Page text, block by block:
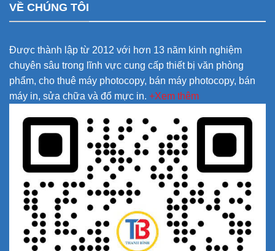
VỀ CHÚNG TÔI
Được thành lập từ 2012 với hơn 13 năm kinh nghiệm
chuyên sâu trong lĩnh vực cung cấp thiết bị văn phòng
phẩm, cho thuê máy photocopy, bán máy photocopy, bán
máy in, sửa chữa và đổ mực in. +Xem thêm